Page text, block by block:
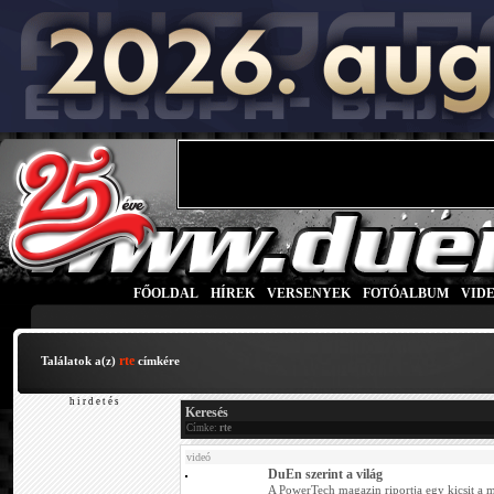
FŐOLDAL HÍREK VERSENYEK FOTÓALBUM
Találatok a(z)rte címkére
h i r d e t é s
Keresés
Címke: rte
videó
DuEn szerint a világ
A PowerTech magazin riportja egy kicsit a